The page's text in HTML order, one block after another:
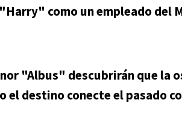
"Harry" como un empleado del
"Albus" descubrirán que la
el destino conecte el pasado